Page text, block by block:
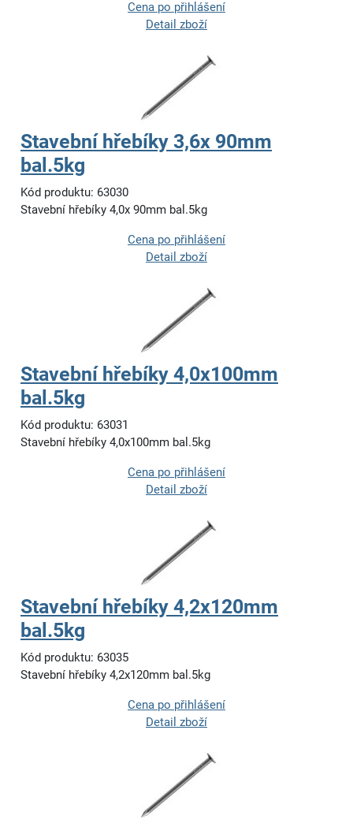
Cena po přihlášení
Detail zboží
Stavební hřebíky 3,6x 90mm
bal.5kg
Kód produktu: 63030
Stavební hřebíky 4,0x 90mm bal.5kg
Cena po přihlášení
Detail zboží
Stavební hřebíky 4,0x100mm
bal.5kg
Kód produktu: 63031
Stavební hřebíky 4,0x100mm bal.5kg
Cena po přihlášení
Detail zboží
Stavební hřebíky 4,2x120mm
bal.5kg
Kód produktu: 63035
Stavební hřebíky 4,2x120mm bal.5kg
Cena po přihlášení
Detail zboží